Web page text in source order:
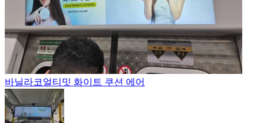
바닐라코얼티밋 화이트 쿠션 에어